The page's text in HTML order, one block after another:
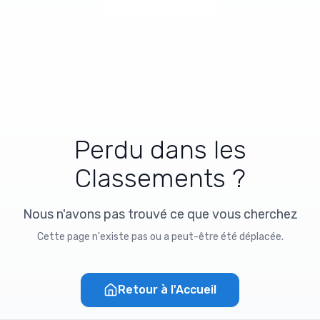
Perdu dans les
Classements ?
Nous n'avons pas trouvé ce que vous cherchez
Cette page n'existe pas ou a peut-être été déplacée.
Retour à l'Accueil